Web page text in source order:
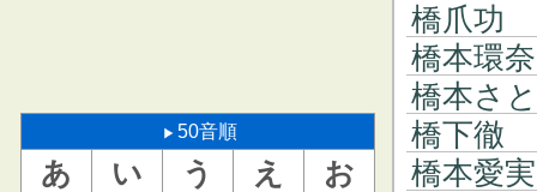
50音順
あ い う え
お
橋爪功
橋本環奈
橋本さ
橋下徹
橋本愛実